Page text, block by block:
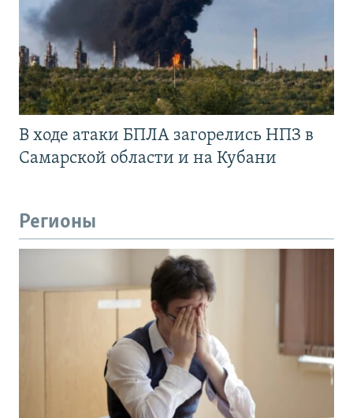
В ходе атаки БПЛА загорелись НПЗ в
Самарской области и на Кубани
Регионы